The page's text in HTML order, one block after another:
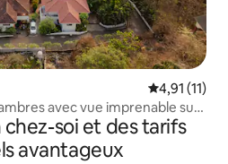
Évaluation
4,91 (11)
avec vue imprenable sur
soi et des tarifs
avantageux